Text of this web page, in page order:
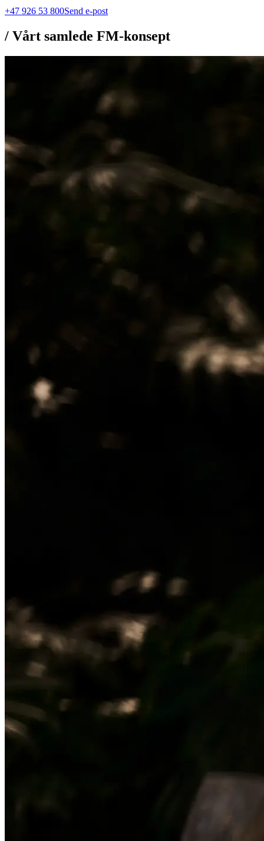
+47 926 53 800Send e-post
/ Vårt samlede FM-konsept